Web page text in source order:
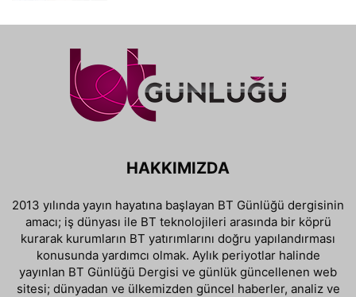
HAKKIMIZDA
2013 yılında yayın hayatına başlayan BT Günlüğü dergisinin
amacı; iş dünyası ile BT teknolojileri arasında bir köprü
kurarak kurumların BT yatırımlarını doğru yapılandırması
konusunda yardımcı olmak. Aylık periyotlar halinde
yayınlan BT Günlüğü Dergisi ve günlük güncellenen web
sitesi; dünyadan ve ülkemizden güncel haberler, analiz ve